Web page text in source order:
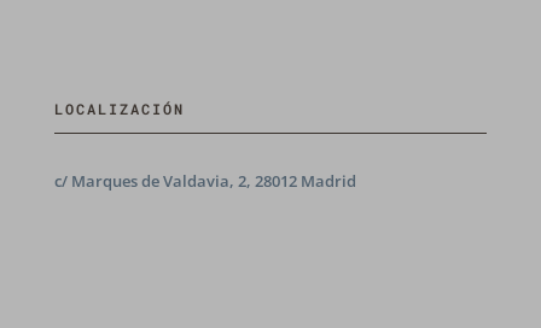
LOCALIZACIÓN
c/ Marques de Valdavia, 2, 28012 Madrid